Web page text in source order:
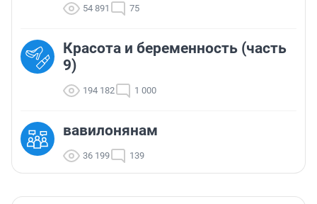
54 891 75
Красота и беременность (часть
9)
194 182 1 000
вавилонянам
36 199 139